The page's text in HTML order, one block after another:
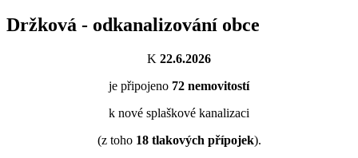
Držková - odkanalizování obce
K 22.6.2026
je připojeno 72 nemovitostí
k nové splaškové kanalizaci
(z toho 18tlakových přípojek).